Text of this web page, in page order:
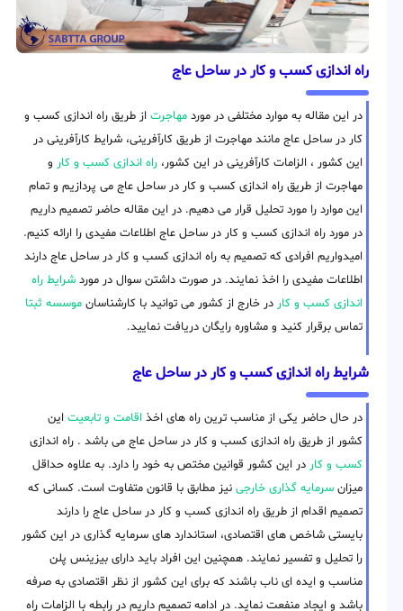
راه اندازی کسب و کار در ساحل عاج
در این مقاله به موارد مختلفی در مورد مهاجرتاز طریق راه اندازی کسب و
کار در ساحل عاج مانند مهاجرت از طریق کارآفرینی، شرایط کارآفرینی در
این کشور ، الزامات کارآفرینی در این کشور، راه اندازی کسب و کار و
مهاجرت از طریق راه اندازی کسب و کار در ساحل عاج می پردازیم و تمام
این موارد را مورد تحلیل قرار می دهیم. در این مقاله حاضر تصمیم داریم
در مورد راه اندازی کسب و کار در ساحل عاج اطلاعات مفیدی را ارائه کنیم.
امیدواریم افرادی که تصمیم به راه اندازی کسب و کار در ساحل عاج دارند
اطلاعات مفیدی را اخذ نمایند. در صورت داشتن سوال در مورد شرایط راه
اندازی کسب و کاردر خارج از کشور می توانید با کارشناسان موسسه ثبتا
تماس برقرار کنید و مشاوره رایگان دریافت نمایید.
شرایط راه اندازی کسب و کار در ساحل عاج
در حال حاضر یکی از مناسب ترین راه های اخذ اقامت و تابعیتاین
کشور از طریق راه اندازی کسب و کار در ساحل عاج می باشد . راه اندازی
کسب و کاردر این کشور قوانین مختص به خود را دارد. به علاوه حداقل
میزان سرمایه گذاری خارجینیز مطابق با قانون متفاوت است. کسانی که
تصمیم اقدام از طریق راه اندازی کسب و کار در ساحل عاج را دارند
بایستی شاخص های اقتصادی، استاندارد های سرمایه گذاری در این کشور
را تحلیل و تفسیر نمایند. همچنین این افراد باید دارای بیزینس پلن
مناسب و ایده ای ناب باشند که برای این کشور از نظر اقتصادی به صرفه
باشد و ایجاد منفعت نماید. در ادامه تصمیم داریم در رابطه با الزامات راه